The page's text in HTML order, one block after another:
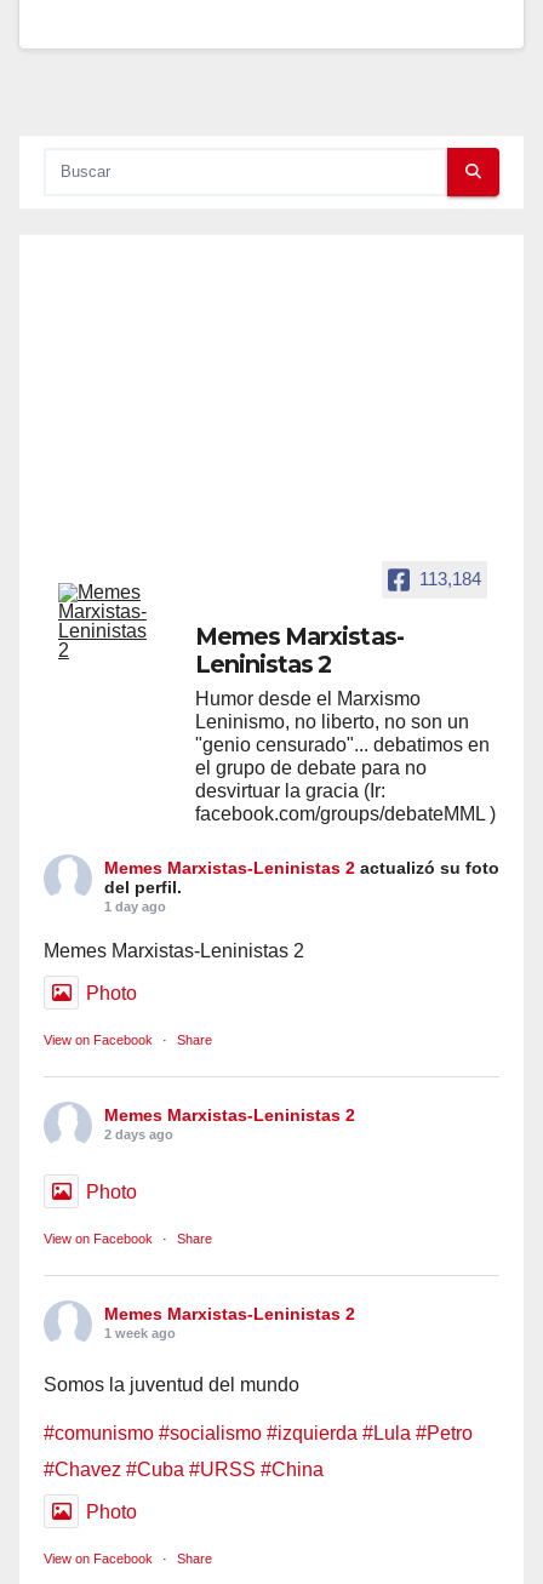
113,184
Memes Marxistas-
Leninistas 2
Humor desde el Marxismo
Leninismo, no liberto, no son un
"genio censurado"... debatimos en
el grupo de debate para no
desvirtuar la gracia (Ir:
facebook.com/groups/debateMML )
Memes Marxistas-Leninistas 2 actualizó su foto
del perfil.
1 day ago
Memes Marxistas-Leninistas 2
Photo
View on Facebook · Share
Memes Marxistas-Leninistas 2
2 days ago
Photo
View on Facebook · Share
Memes Marxistas-Leninistas 2
1 week ago
Somos la juventud del mundo
#comunismo #socialismo #izquierda #Lula #Petro
#Chavez #Cuba #URSS #China
Photo
View on Facebook · Share